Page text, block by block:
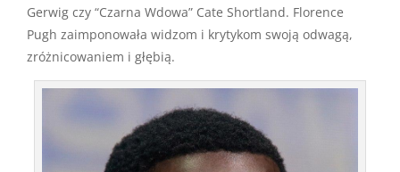
Gerwig czy “Czarna Wdowa” Cate Shortland. Florence
Pugh zaimponowała widzom i krytykom swoją odwagą,
zróżnicowaniem i głębią.